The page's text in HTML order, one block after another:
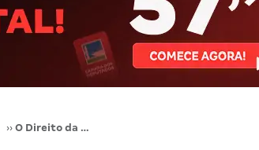
›› O Direito da Sociedade: Direito Cultural como Direito Social, Humano e Fundamental: aspectos iniciais